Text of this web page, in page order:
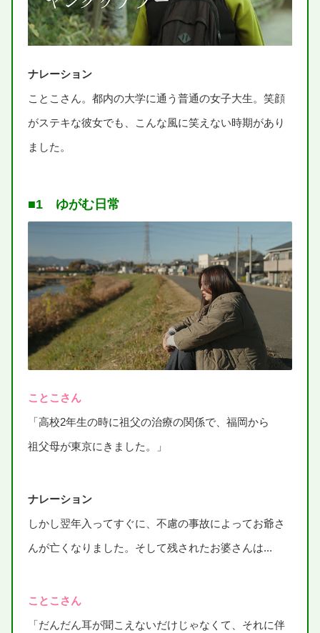
ナレーション
ことこさん。 都内の大学に通 う 普通の女子大生。 笑顔
がステキな彼女でも、こんな風に笑えない時期があり
ました。
■1 ゆがむ日常
ことこさん
「高校2年生の時に祖父の治療の関係で、 福岡から
祖父母が東京にきました。」
ナレーション
しかし翌年入 ってすぐに、 不慮の事故によってお爺さ
んが亡くなりました。そして残されたお婆さんは...
ことこさん
「だんだん耳が聞こえないだけじゃなくて、それに伴